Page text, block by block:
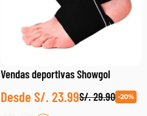
Vendas deportivas Showgol
Desde S/. 23.99S/. 29.90 -20%